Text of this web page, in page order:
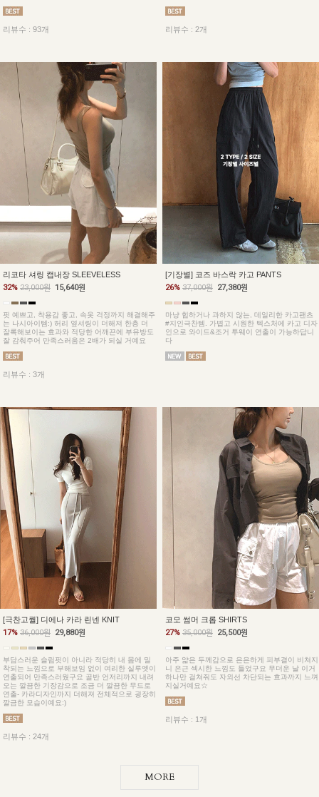
리뷰수 : 93개 리뷰수 : 2개
리코타 셔링 캡내장 SLEEVELESS
32% 23,000원 15,640원
핏 예쁘고, 착용감 좋고, 속옷 걱정까지 해결해주
는 나시아이템:) 허리 옆셔링이 더해져 한층 더
잘록해보이는 효과와 적당한 어깨끈에 부유방도
잘 감춰주어 만족스러움은 2배가 되실 거예요
리뷰수 : 3개
[기장별] 코즈 바스락 카고 PANTS
26% 37,000원 27,380원
마냥 힙하거나 과하지 않는, 데일리한 카고팬츠
#지인극찬템. 가볍고 시원한 텍스처에 카고 디자
인으로 와이드&조거 투웨이 연출이 가능하답니
다
[극찬고퀄] 디에나 카라 린넨 KNIT
17% 36,000원 29,880원
부담스러운 슬림핏이 아니라 적당히 내 몸에 밀
착되는 느낌으로 부해보임 없이 여리한 실루엣이
연출되어 만족스러웠구요 골반 언저리까지 내려
오는 깔끔한 기장감으로 조금 더 깔끔한 무드로
연출- 카라디자인까지 더해져 전체적으로 굉장히
깔금한 모습이예요:)
리뷰수 : 24개
코모 썸머 크롭 SHIRTS
27% 35,000원 25,500원
아주 얇은 두께감으로 은은하게 피부결이 비쳐지
니 은근 섹시한 느낌도 들었구요 무더운 날 이거
하나만 걸쳐줘도 자외선 차단되는 효과까지 느껴
지실거예요☆
리뷰수 : 1개
MORE